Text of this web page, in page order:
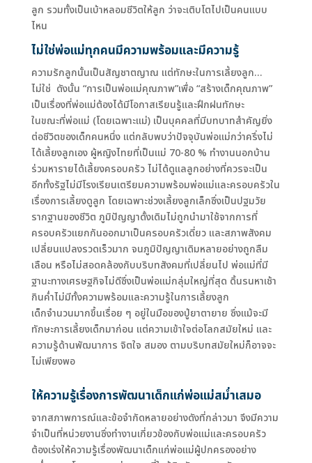
ลูก รวมทั้งเป็นเบ้าหลอมชีวิตให้ลูก ว่าจะเติบโตไปเป็นคนแบบ
ไหน
ไม่ใช่พ่อแม่ทุกคนมีความพร้อมและมีความรู้
ความรักลูกนั้นเป็นสัญชาตญาณ แต่ทักษะในการเลี้ยงลูก…
ไม่ใช่ ดังนั้น “การเป็นพ่อแม่คุณภาพ”เพื่อ “สร้างเด็กคุณภาพ”
เป็นเรื่องที่พ่อแม่ต้องได้มีโอกาสเรียนรู้และฝึกฝนทักษะ
ในขณะที่พ่อแม่ (โดยเฉพาะแม่) เป็นบุคคลที่มีบทบาทสำคัญยิ่ง
ต่อชีวิตของเด็กคนหนึ่ง แต่กลับพบว่าปัจจุบันพ่อแม่กว่าครึ่งไม่
ได้เลี้ยงลูกเอง ผู้หญิงไทยที่เป็นแม่ 70-80 % ทำงานนอกบ้าน
ร่วมหารายได้เลี้ยงครอบครัว ไม่ได้ดูแลลูกอย่างที่ควรจะเป็น
อีกทั้งรัฐไม่มีโรงเรียนเตรียมความพร้อมพ่อแม่และครอบครัวใน
เรื่องการเลี้ยงดูลูก โดยเฉพาะช่วงเลี้ยงลูกเล็กซึ่งเป็นปฐมวัย
รากฐานของชีวิต ภูมิปัญญาดั้งเดิมไม่ถูกนำมาใช้จากการที่
ครอบครัวแยกกันออกมาเป็นครอบครัวเดี่ยว และสภาพสังคม
เปลี่ยนแปลงรวดเร็วมาก จนภูมิปัญญาเดิมหลายอย่างถูกลืม
เลือน หรือไม่สอดคล้องกับบริบทสังคมที่เปลี่ยนไป พ่อแม่ที่มี
ฐานะทางเศรษฐกิจไม่ดีซึ่งเป็นพ่อแม่กลุ่มใหญ่ที่สุด ดิ้นรนหาเช้า
กินค่ำไม่มีทั้งความพร้อมและความรู้ในการเลี้ยงลูก
เด็กจำนวนมากขึ้นเรื่อย ๆ อยู่ในมือของปู่ยาตายาย ซึ่งแม้จะมี
ทักษะการเลี้ยงเด็กมาก่อน แต่ความเข้าใจต่อโลกสมัยใหม่ และ
ความรู้ด้านพัฒนาการ จิตใจ สมอง ตามบริบทสมัยใหม่ก็อาจจะ
ไม่เพียงพอ
ให้ความรู้เรื่องการพัฒนาเด็กแก่พ่อแม่สม่ำเสมอ
จากสภาพการณ์และข้อจำกัดหลายอย่างดังที่กล่าวมา จึงมีความ
จำเป็นที่หน่วยงานซึ่งทำงานเกี่ยวข้องกับพ่อแม่และครอบครัว
ต้องเร่งให้ความรู้เรื่องพัฒนาเด็กแก่พ่อแม่ผู้ปกครองอย่าง